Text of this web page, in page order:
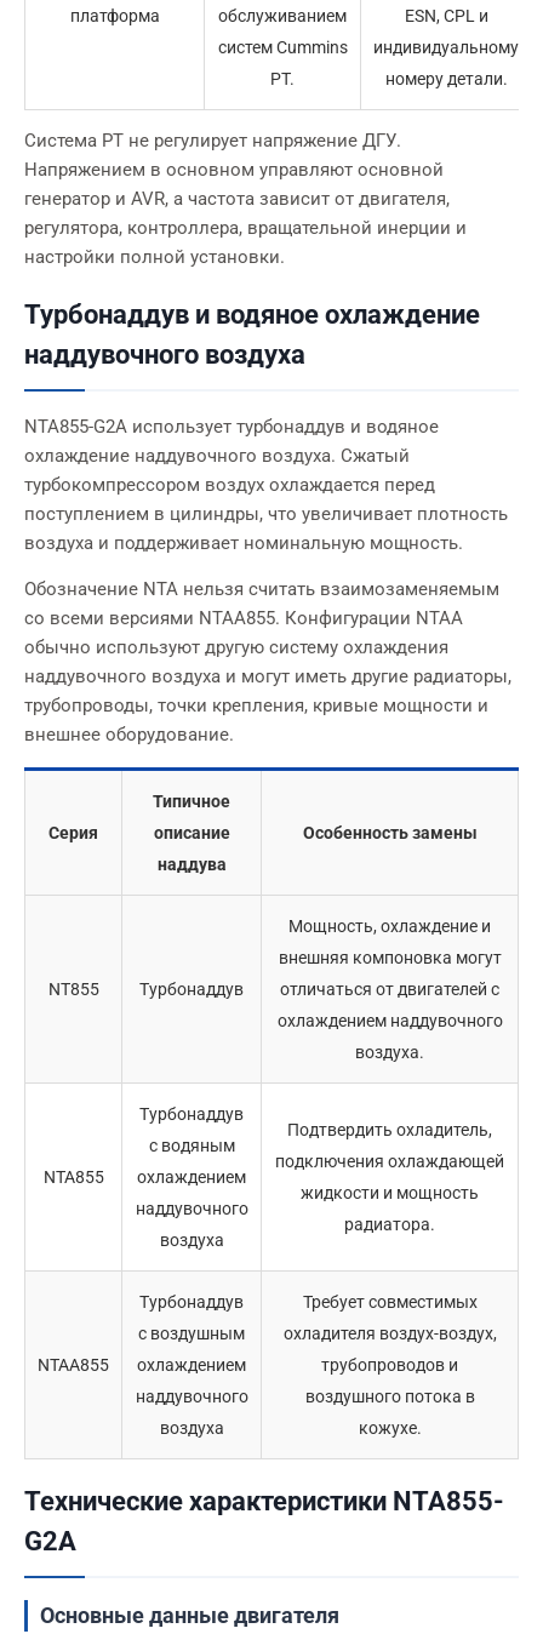
платформа
обслуживанием
систем Cummins
PT.
ESN, CPL и
индивидуальному
номеру детали.
Система PT не регулирует напряжение ДГУ.
Напряжением в основном управляют основной
генератор и AVR, а частота зависит от двигателя,
регулятора, контроллера, вращательной инерции и
настройки полной установки.
Турбонаддув и водяное охлаждение
наддувочного воздуха
NTA855-G2A использует турбонаддув и водяное
охлаждение наддувочного воздуха. Сжатый
турбокомпрессором воздух охлаждается перед
поступлением в цилиндры, что увеличивает плотность
воздуха и поддерживает номинальную мощность.
Обозначение NTA нельзя считать взаимозаменяемым
со всеми версиями NTAA855. Конфигурации NTAA
обычно используют другую систему охлаждения
наддувочного воздуха и могут иметь другие радиаторы,
трубопроводы, точки крепления, кривые мощности и
внешнее оборудование.
Серия
Типичное
описание
наддува
Особенность замены
NT855 Турбонаддув
Мощность, охлаждение и
внешняя компоновка могут
отличаться от двигателей с
охлаждением наддувочного
воздуха.
NTA855
Турбонаддув
с водяным
охлаждением
наддувочного
воздуха
Подтвердить охладитель,
подключения охлаждающей
жидкости и мощность
радиатора.
NTAA855
Турбонаддув
с воздушным
охлаждением
наддувочного
воздуха
Требует совместимых
охладителя воздух-воздух,
трубопроводов и
воздушного потока в
кожухе.
Технические характеристики NTA855-
G2A
Основные данные двигателя